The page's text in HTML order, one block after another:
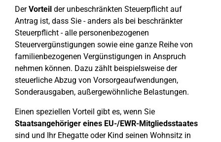
DerVorteil der unbeschränkten Steuerpflicht auf
Antrag ist, dass Sie - anders als bei beschränkter
Steuerpflicht - alle personenbezogenen
Steuervergünstigungen sowie eine ganze Reihe von
familienbezogenen Vergünstigungen in Anspruch
nehmen können. Dazu zählt beispielsweise der
steuerliche Abzug von Vorsorgeaufwendungen,
Sonderausgaben, außergewöhnliche Belastungen.
Einen speziellen Vorteil gibt es, wenn Sie
Staatsangehöriger eines EU-/EWR-Mitgliedsstaates
sind und Ihr Ehegatte oder Kind seinen Wohnsitz in